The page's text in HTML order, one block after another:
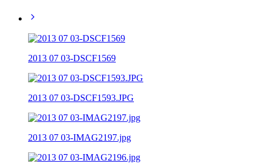
2013 07 03-DSCF1569
2013 07 03-DSCF1593.JPG
2013 07 03-IMAG2197.jpg